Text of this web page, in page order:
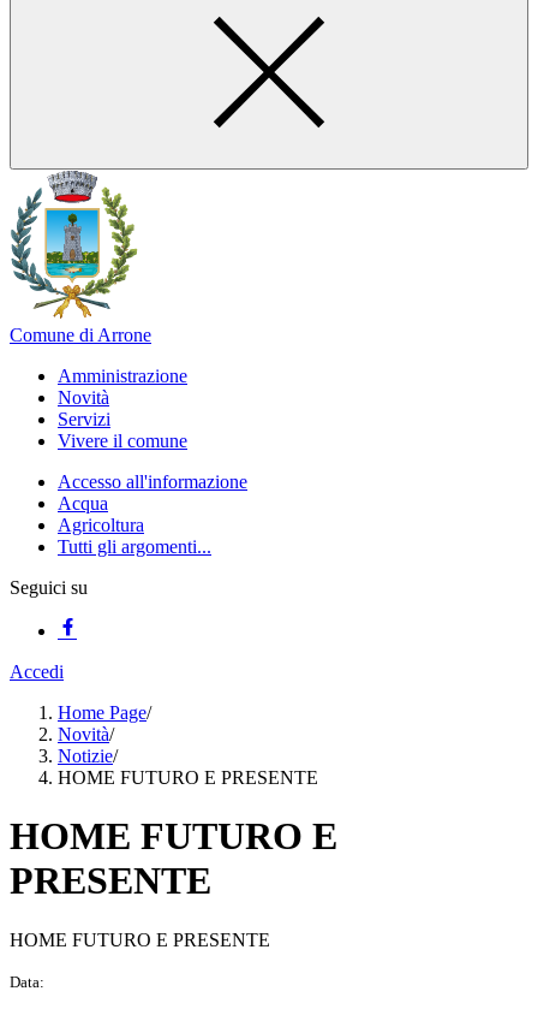
Comune di Arrone
Amministrazione
Novità
Servizi
Vivere il comune
Accesso all'informazione
Acqua
Agricoltura
Tutti gli argomenti...
Seguici su
Accedi
Home Page/
Novità/
Notizie/
HOME FUTURO E PRESENTE
HOME FUTURO E
PRESENTE
HOME FUTURO E PRESENTE
Data: